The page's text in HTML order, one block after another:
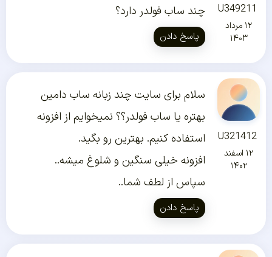
U349211
۱۲ مرداد
۱۴۰۳
چند ساب فولدر دارد؟
پاسخ دادن
U321412
۱۲ اسفند
۱۴۰۲
سلام برای سایت چند زبانه ساب دامین
بهتره یا ساب فولدر؟؟ نمیخوایم از افزونه
استفاده کنیم. بهترین رو بگید.
افزونه خیلی سنگین و شلوغ میشه..
سپاس از لطف شما..
پاسخ دادن